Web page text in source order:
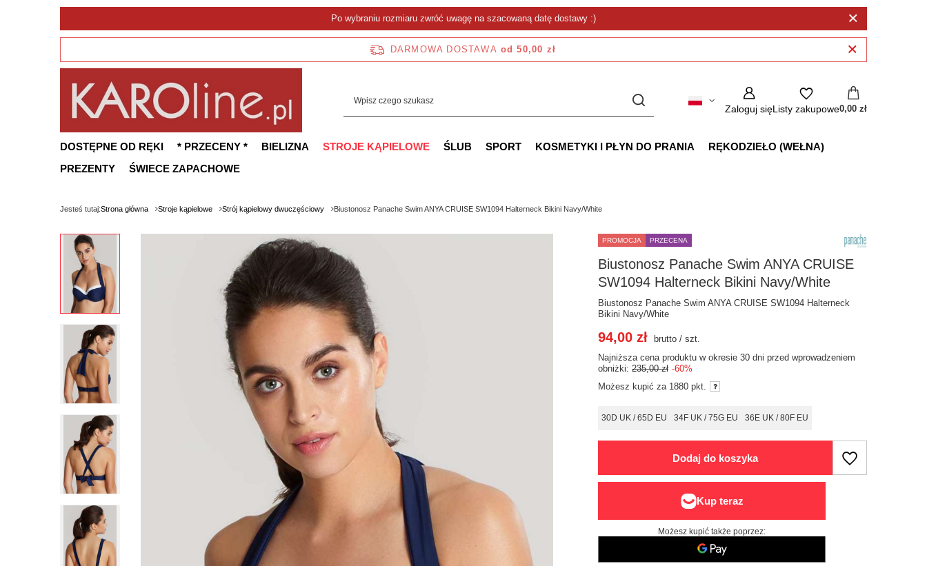
Po wybraniu rozmiaru zwróć uwagę na szacowaną datę dostawy :)
DARMOWA DOSTAWA od 50,00 zł
Zaloguj sięListy zakupowe0,00 zł
DOSTĘPNE OD RĘKI * PRZECENY * BIELIZNA STROJE KĄPIELOWE ŚLUB SPORT KOSMETYKI I PŁYN DO PRANIA
RĘKODZIEŁO (WEŁNA)
PREZENTY
ŚWIECE ZAPACHOWE
Jesteś tutaj:Strona główna Stroje kąpielowe Strój kąpielowy dwuczęściowy Biustonosz Panache Swim ANYA CRUISE SW1094 Halterneck Bikini Navy/White
PROMOCJA PRZECENA
Biustonosz Panache Swim ANYA CRUISE
SW1094 Halterneck Bikini Navy/White
Biustonosz Panache Swim ANYA CRUISE SW1094 Halterneck
Bikini Navy/White
30D UK / 65D EU 34F UK / 75G EU 36E UK / 80F EU
94,00 zł brutto /szt.
Najniższa cena produktu w okresie 30 dni przed wprowadzeniem
obniżki:235,00 zł -60%
Możesz kupić za 1880 pkt.
Dodaj do koszyka
Możesz kupić także poprzez: